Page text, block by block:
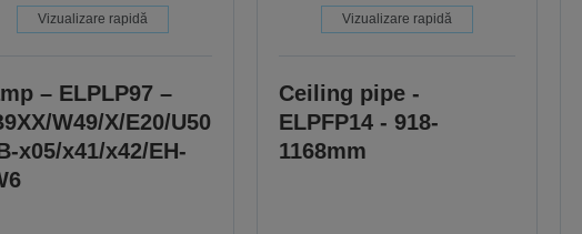
Vizualizare rapidă
– ELPLP97 –
W49/X/E20/U50
x05/x41/x42/EH-
Vizualizare rapidă
Ceiling pipe -
ELPFP14 - 918-
1168mm